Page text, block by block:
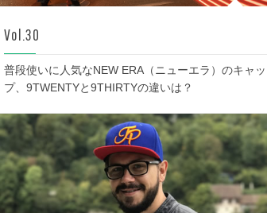
Vol.30
普段使いに人気なNEW ERA（ニューエラ）のキャッ
プ、9TWENTYと9THIRTYの違いは？